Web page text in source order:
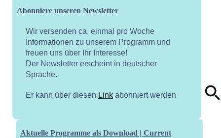
Abonniere unseren Newsletter
Wir versenden ca. einmal pro Woche
Informationen zu unserem Programm und
freuen uns über Ihr Interesse!
Der Newsletter erscheint in deutscher
Sprache.
Er kann über diesen Linkabonniert werden
Aktuelle Programme als Download | Current